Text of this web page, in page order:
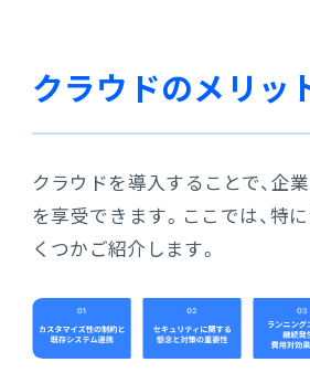
クラウドのメリッ
クラウドを導入することで、企
を享受できます。ここでは、特
くつかご紹介します。